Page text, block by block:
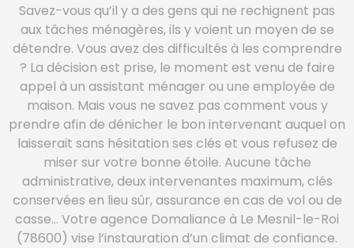
Savez-vous qu’il y a des gens qui ne rechignent pas
aux tâches ménagères, ils y voient un moyen de se
détendre. Vous avez des difficultés à les comprendre
? La décision est prise, le moment est venu de faire
appel à un assistant ménager ou une employée de
maison. Mais vous ne savez pas comment vous y
prendre afin de dénicher le bon intervenant auquel on
laisserait sans hésitation ses clés et vous refusez de
miser sur votre bonne étoile. Aucune tâche
administrative, deux intervenantes maximum, clés
conservées en lieu sûr, assurance en cas de vol ou de
casse… Votre agence Domaliance à Le Mesnil-le-Roi
(78600) vise l’instauration d’un climat de confiance.